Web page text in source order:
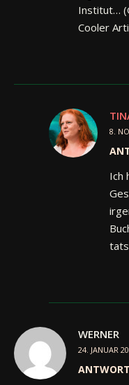
Institut…
Cooler
8.
Ich
WERNER
24. JANUAR